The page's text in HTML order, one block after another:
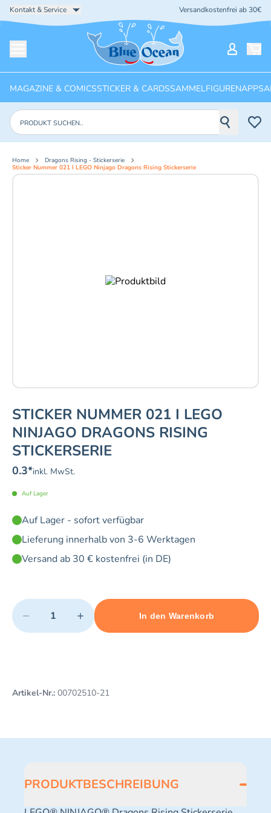
Kontakt & Service Versandkostenfrei ab 30€
Startseite
MAGAZINE & COMICSSTICKER & CARDSSAMMELFIGURENAPPS
Produkte suchen
Home
Dragons Rising - Stickerserie
Sticker Nummer 021 I LEGO Ninjago Dragons Rising Stickerserie
STICKER NUMMER 021 I LEGO
NINJAGO DRAGONS RISING
STICKERSERIE
0.3*inkl. MwSt.
Auf Lager
Auf Lager - sofort verfügbar
Lieferung innerhalb von 3-6 Werktagen
Versand ab 30 € kostenfrei (in DE)
Quantity
− +
Minimum quantity: 1 Maximum quantity: 3
In den Warenkorb
Add 1 item to cart
Artikel-Nr.: 00702510-21
PRODUKTBESCHREIBUNG